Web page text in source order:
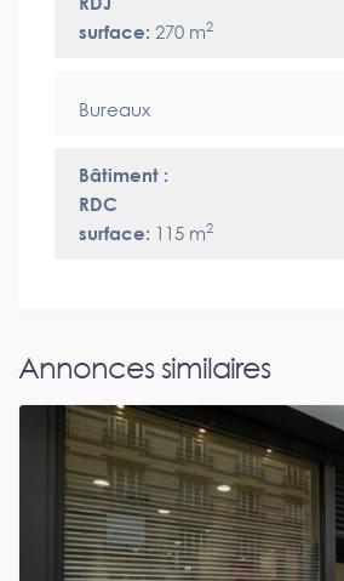
surface: 270 m2
Bureaux
Bâtiment :
RDC
surface: 115 m2
Annonces similaires